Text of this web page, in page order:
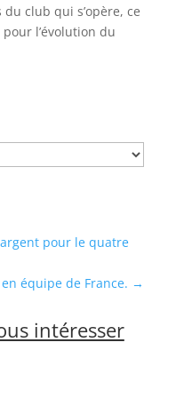
club qui s’opère, ce
l’évolution du
pour le quatre
en équipe de France. →
intéresser